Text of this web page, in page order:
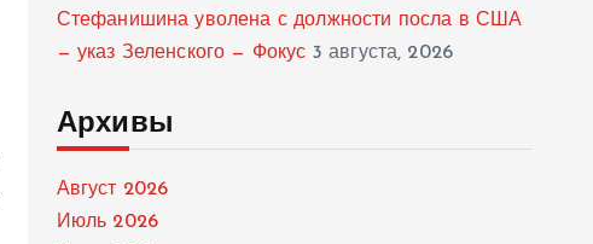
Стефанишина уволена с должности посла в США
— указ Зеленского — Фокус 3 августа, 2026
Архивы
Август 2026
Июль 2026